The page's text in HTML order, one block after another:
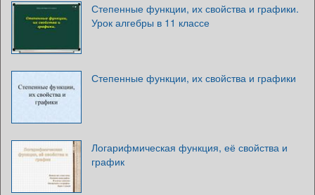
Степенные функции, их свойства и графики.
Урок алгебры в 11 классе
Степенные функции, их свойства и графики
Логарифмическая функция, её свойства и
график